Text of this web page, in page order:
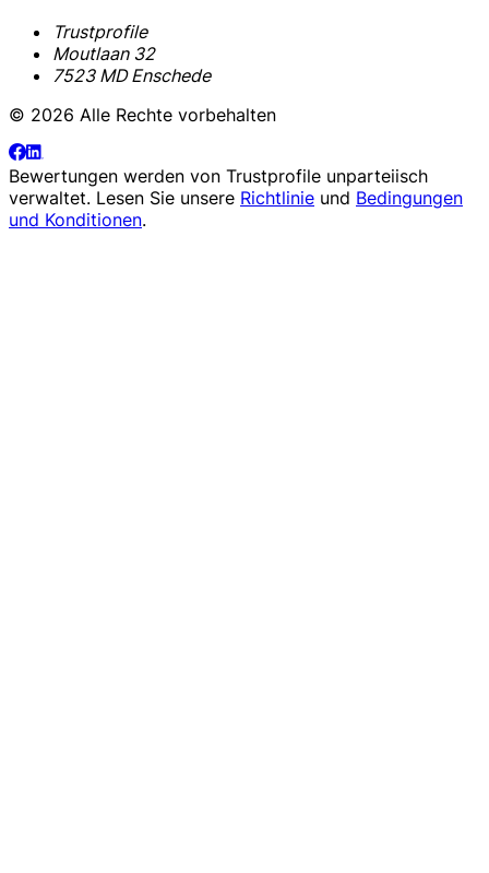
Trustprofile
Moutlaan 32
7523 MD Enschede
© 2026 Alle Rechte vorbehalten
Bewertungen werden von Trustprofile unparteiisch
verwaltet. Lesen Sie unsere Richtlinie und Bedingungen
und Konditionen.